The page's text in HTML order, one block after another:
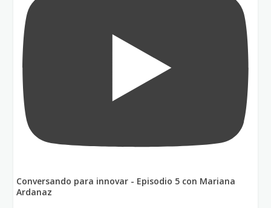
Conversando para innovar - Episodio 5 con Mariana
Ardanaz